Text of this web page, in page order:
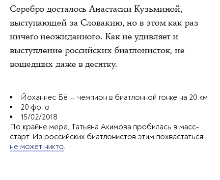
Серебро досталось Анастасии Кузьминой,
выступающей за Словакию, но в этом как раз
ничего неожиданного. Как не удивляет и
выступление российских биатлонисток, не
вошедших даже в десятку.
Йоханнес Бё — чемпион в биатлонной гонке на 20 км
20 фото
15/02/2018
По крайне мере, Татьяна Акимова пробилась в масс-
старт. Из российских биатлонистов этим похвастаться
не может никто.